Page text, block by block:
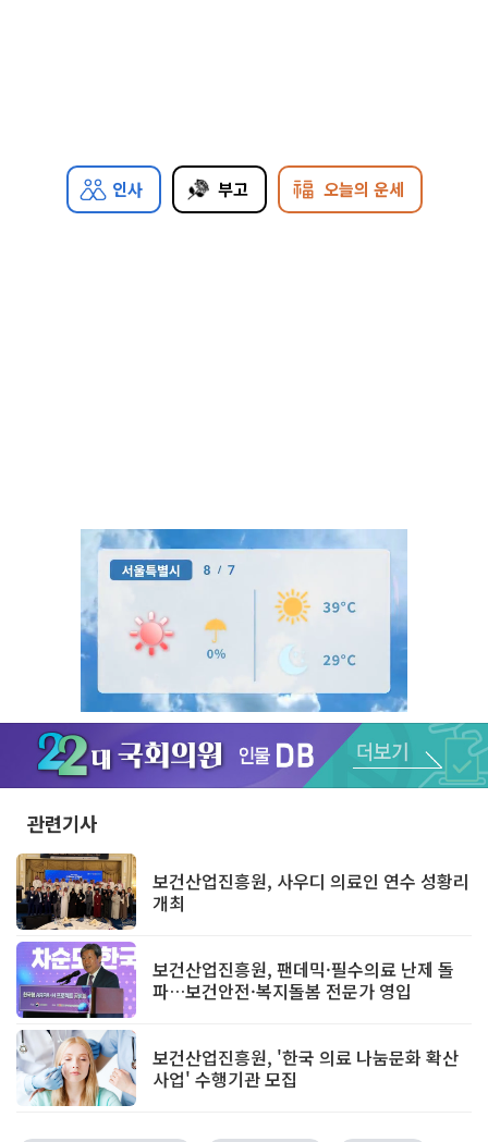
인사 부고 오늘의 운세
Unmute
관련기사
보건산업진흥원, 사우디 의료인 연수 성황리
개최
보건산업진흥원, 팬데믹·필수의료 난제 돌
파…보건안전·복지돌봄 전문가 영입
보건산업진흥원, '한국 의료 나눔문화 확산
사업' 수행기관 모집